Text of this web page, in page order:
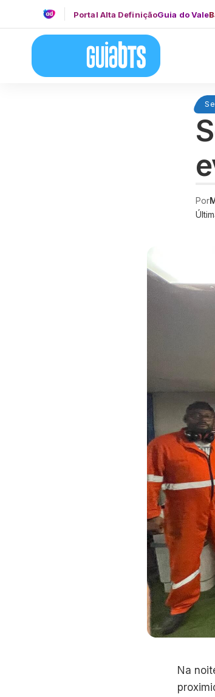
Portal Alta DefiniçãoGuia do Vale
Por
Na